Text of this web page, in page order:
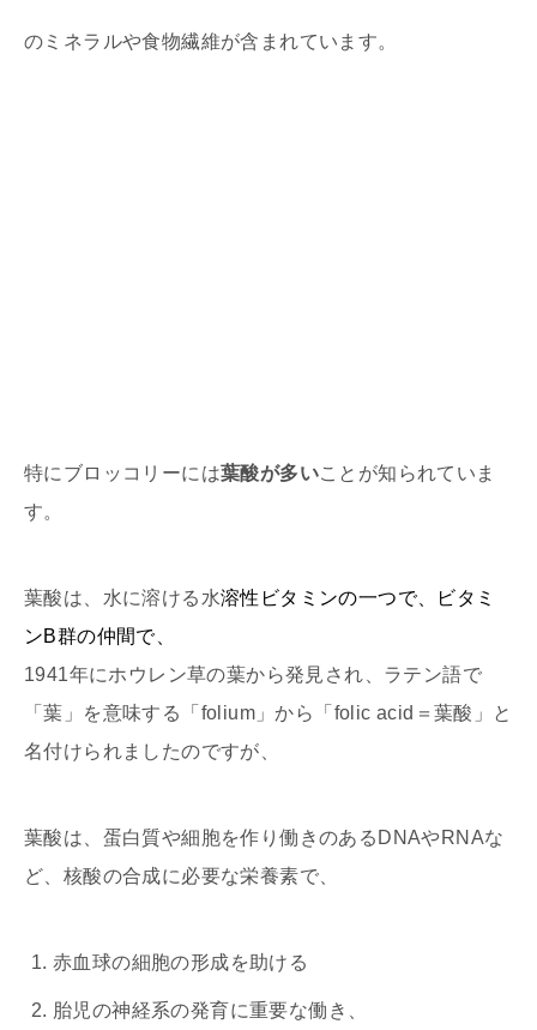
のミネラルや食物繊維が含まれています。
特にブロッコリーには葉酸が多いことが知られていま
す。
葉酸は、水に溶ける水溶性ビタミンの一つで、ビタミ
ンB群の仲間で、
1941年にホウレン草の葉から発見され、ラテン語で
「葉」を意味する「folium」から「folic acid＝葉酸」と
名付けられましたのですが、
葉酸は、蛋白質や細胞を作り働きのあるDNAやRNAな
ど、核酸の合成に必要な栄養素で、
赤血球の細胞の形成を助ける
胎児の神経系の発育に重要な働き、